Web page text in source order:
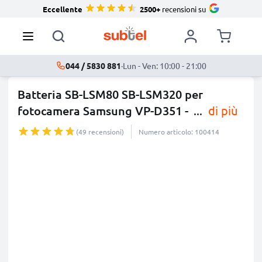
Eccellente 2500+recensioni su
044 / 5830 881·Lun - Ven: 10:00 - 21:00
Batteria SB-LSM80 SB-LSM320 per
fotocamera Samsung VP-D351 - ... di più
(49 recensioni) Numero articolo: 100414